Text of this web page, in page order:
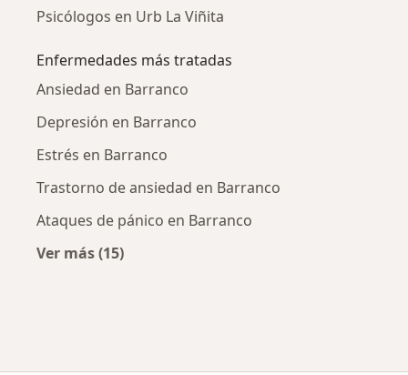
Psicólogos en Urb La Viñita
Enfermedades más tratadas
Ansiedad en Barranco
Depresión en Barranco
Estrés en Barranco
Trastorno de ansiedad en Barranco
Ataques de pánico en Barranco
Ver más (15)